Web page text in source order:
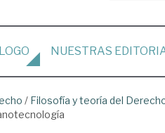
NUESTRAS
/ Filosofía y teoría del